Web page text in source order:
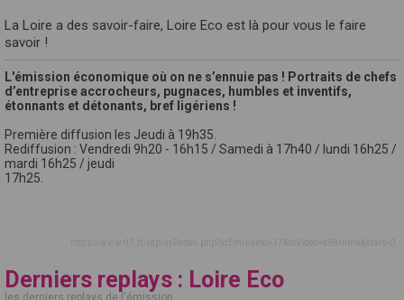
La Loire a des savoir-faire, Loire Eco est là pour vous le faire
savoir !
L'émission économique où on ne s’ennuie pas ! Portraits de chefs
d’entreprise accrocheurs, pugnaces, humbles et inventifs,
étonnants et détonants, bref ligériens !
Première diffusion les Jeudi à 19h35.
Rediffusion : Vendredi 9h20 - 16h15 / Samedi à 17h40 / lundi 16h25 /
mardi 16h25 / jeudi
17h25.
Derniers replays : Loire Eco
les derniers replays de l'émission